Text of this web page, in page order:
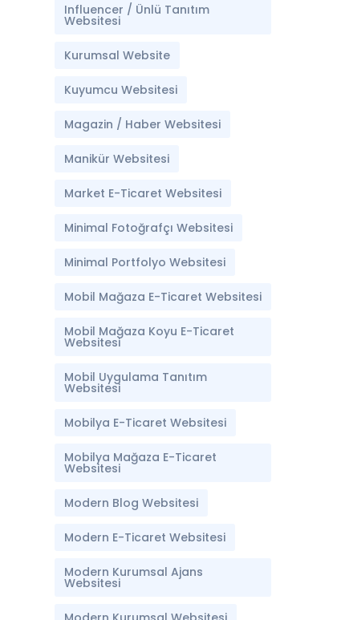
Influencer / Ünlü Tanıtım
Websitesi
Kurumsal Website
Kuyumcu Websitesi
Magazin / Haber Websitesi
Manikür Websitesi
Market E-Ticaret Websitesi
Minimal Fotoğrafçı Websitesi
Minimal Portfolyo Websitesi
Mobil Mağaza E-Ticaret Websitesi
Mobil Mağaza Koyu E-Ticaret
Websitesi
Mobil Uygulama Tanıtım
Websitesi
Mobilya E-Ticaret Websitesi
Mobilya Mağaza E-Ticaret
Websitesi
Modern Blog Websitesi
Modern E-Ticaret Websitesi
Modern Kurumsal Ajans
Websitesi